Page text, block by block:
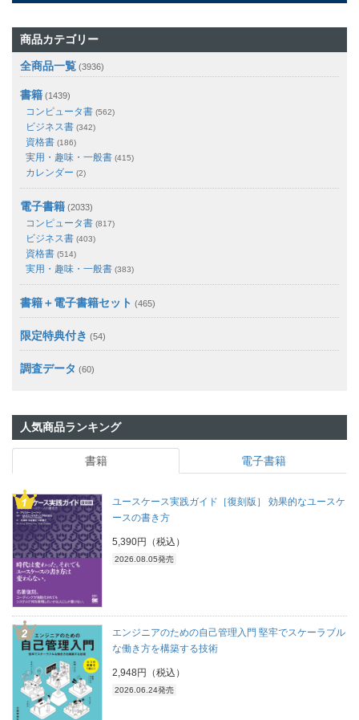
商品カテゴリー
全商品一覧 (3936)
書籍 (1439)
コンピュータ書 (562)
ビジネス書 (342)
資格書 (186)
実用・趣味・一般書 (415)
カレンダー (2)
電子書籍 (2033)
コンピュータ書 (817)
ビジネス書 (403)
資格書 (514)
実用・趣味・一般書 (383)
書籍＋電子書籍セット (465)
限定特典付き (54)
調査データ (60)
人気商品ランキング
書籍 電子書籍
ユースケース実践ガイド［復刻版］ 効果的なユースケ
ースの書き方
5,390円（税込）
2026.08.05発売
エンジニアのための自己管理入門 堅牢でスケーラブル
な働き方を構築する技術
2,948円（税込）
2026.06.24発売